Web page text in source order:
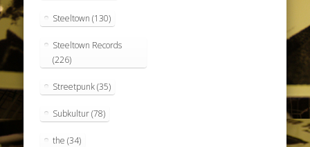
Steeltown (130)
Steeltown Records
(226)
Streetpunk(35)
Subkultur(78)
the (34)